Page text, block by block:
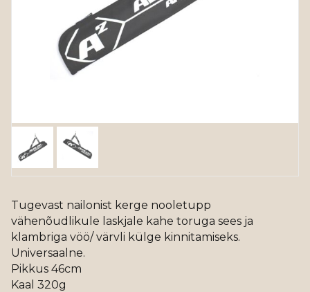
Tugevast nailonist kerge nooletupp
vähenõudlikule laskjale kahe toruga sees ja
klambriga vöö/ värvli külge kinnitamiseks.
Universaalne.
Pikkus 46cm
Kaal 320g